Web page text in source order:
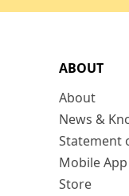
ABOUT
About
News &
Statement
Mobile App
Store